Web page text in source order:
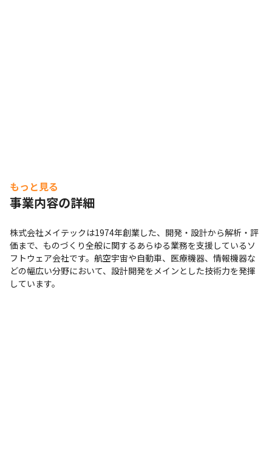
もっと見る
事業内容の詳細
株式会社メイテックは1974年創業した、開発・設計から解析・評
価まで、ものづくり全般に関するあらゆる業務を支援しているソ
フトウェア会社です。航空宇宙や自動車、医療機器、情報機器な
どの幅広い分野において、設計開発をメインとした技術力を発揮
しています。